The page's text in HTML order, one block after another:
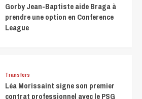
Gorby Jean-Baptiste aide Braga à
prendre une option en Conference
League
Transfers
Léa Morissaint signe son premier
contrat professionnel avec le PSG